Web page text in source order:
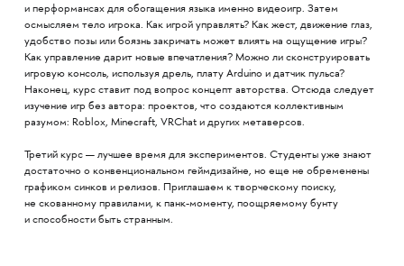
и перформансах для обогащения языка именно видеоигр. Затем
осмысляем тело игрока. Как игрой управлять? Как жест, движение глаз,
удобство позы или боязнь закричать может влиять на ощущение игры?
Как управление дарит новые впечатления? Можно ли сконструировать
игровую консоль, используя дрель, плату Arduino и датчик пульса?
Наконец, курс ставит под вопрос концепт авторства. Отсюда следует
изучение игр без автора: проектов, что создаются коллективным
разумом: Roblox, Minecraft, VRChat и других метаверсов.
Третий курс — лучшее время для экспериментов. Студенты уже знают
достаточно о конвенциональном геймдизайне, но еще не обременены
графиком синков и релизов. Приглашаем к творческому поиску,
не скованному правилами, к панк-моменту, поощряемому бунту
и способности быть странным.